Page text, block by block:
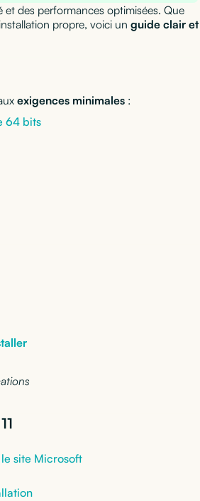
et des performances optimisées. Que
propre, voici un guide clair et
exigences minimales :
64 bits
site Microsoft